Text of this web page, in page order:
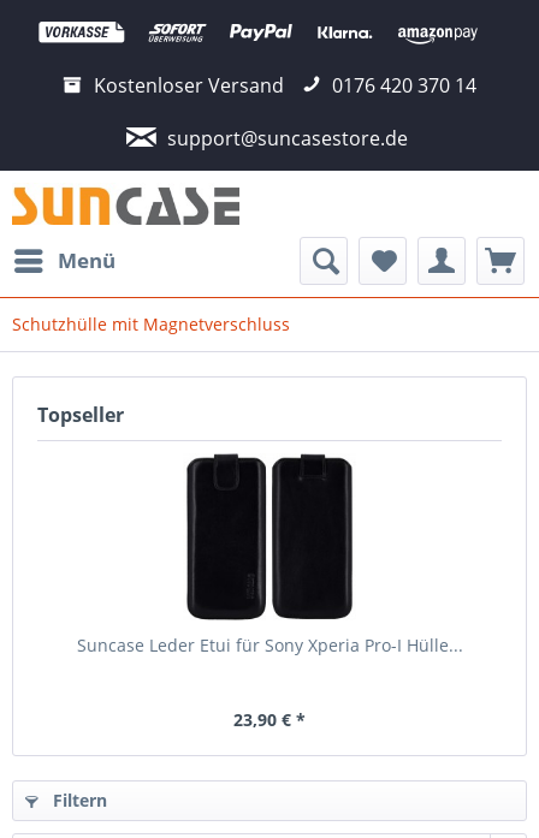
Kostenloser Versand
0176 420 370 14
support@suncasestore.de
Menü
Schutzhülle mit Magnetverschluss
Topseller
Suncase Leder Etui für Sony Xperia Pro-I Hülle...
23,90 € *
Filtern